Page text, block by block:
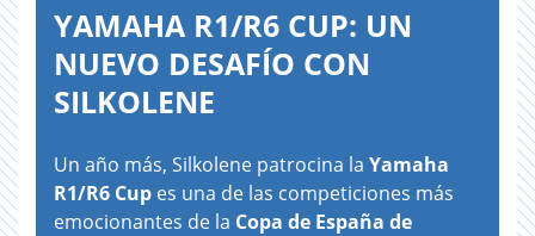
YAMAHA R1/R6 CUP: UN
NUEVO DESAFÍO CON
SILKOLENE
Un año más, Silkolene patrocina la Yamaha
R1/R6 Cup es una de las competiciones más
emocionantes de la Copa de España de